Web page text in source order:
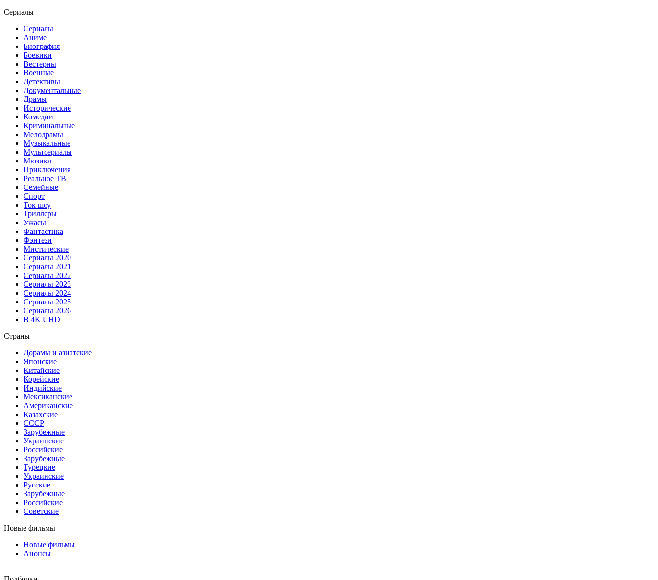
Сериалы
Сериалы
Аниме
Биография
Боевики
Вестерны
Военные
Детективы
Документальные
Драмы
Исторические
Комедии
Криминальные
Мелодрамы
Музыкальные
Мультсериалы
Мюзикл
Приключения
Реальное ТВ
Семейные
Спорт
Ток шоу
Триллеры
Ужасы
Фантастика
Фэнтези
Мистические
Сериалы 2020
Сериалы 2021
Сериалы 2022
Сериалы 2023
Сериалы 2024
Сериалы 2025
Сериалы 2026
В 4K UHD
Страны
Дорамы и азиатские
Японские
Китайские
Корейские
Индийские
Мексиканские
Американские
Казахские
СССР
Зарубежные
Украинские
Российские
Зарубежные
Турецкие
Украинские
Русские
Зарубежные
Российские
Советские
Новые фильмы
Новые фильмы
Анонсы